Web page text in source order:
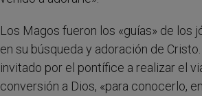
Los Magos fueron los «guías» de los
en su búsqueda y adoración de
invitado por el pontífice a realizar el
conversión a Dios, «para conocerlo,